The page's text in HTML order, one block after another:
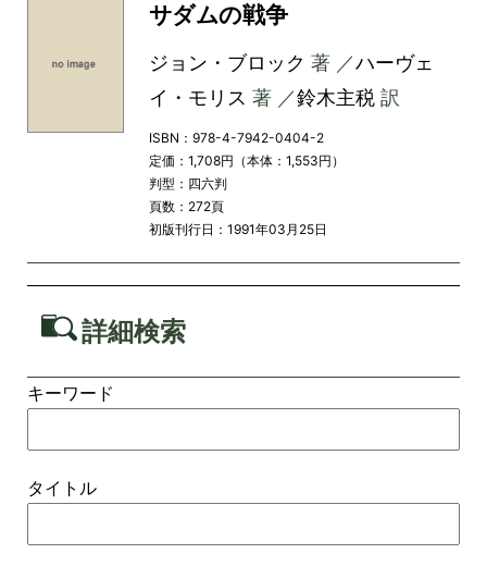
サダムの戦争
ジョン・ブロック 著 ／ハーヴェ
イ・モリス 著 ／鈴木主税訳
ISBN：978-4-7942-0404-2
定価：1,708円（本体：1,553円）
判型：四六判
頁数：272頁
初版刊行日：1991年03月25日
詳細検索
キーワード
タイトル